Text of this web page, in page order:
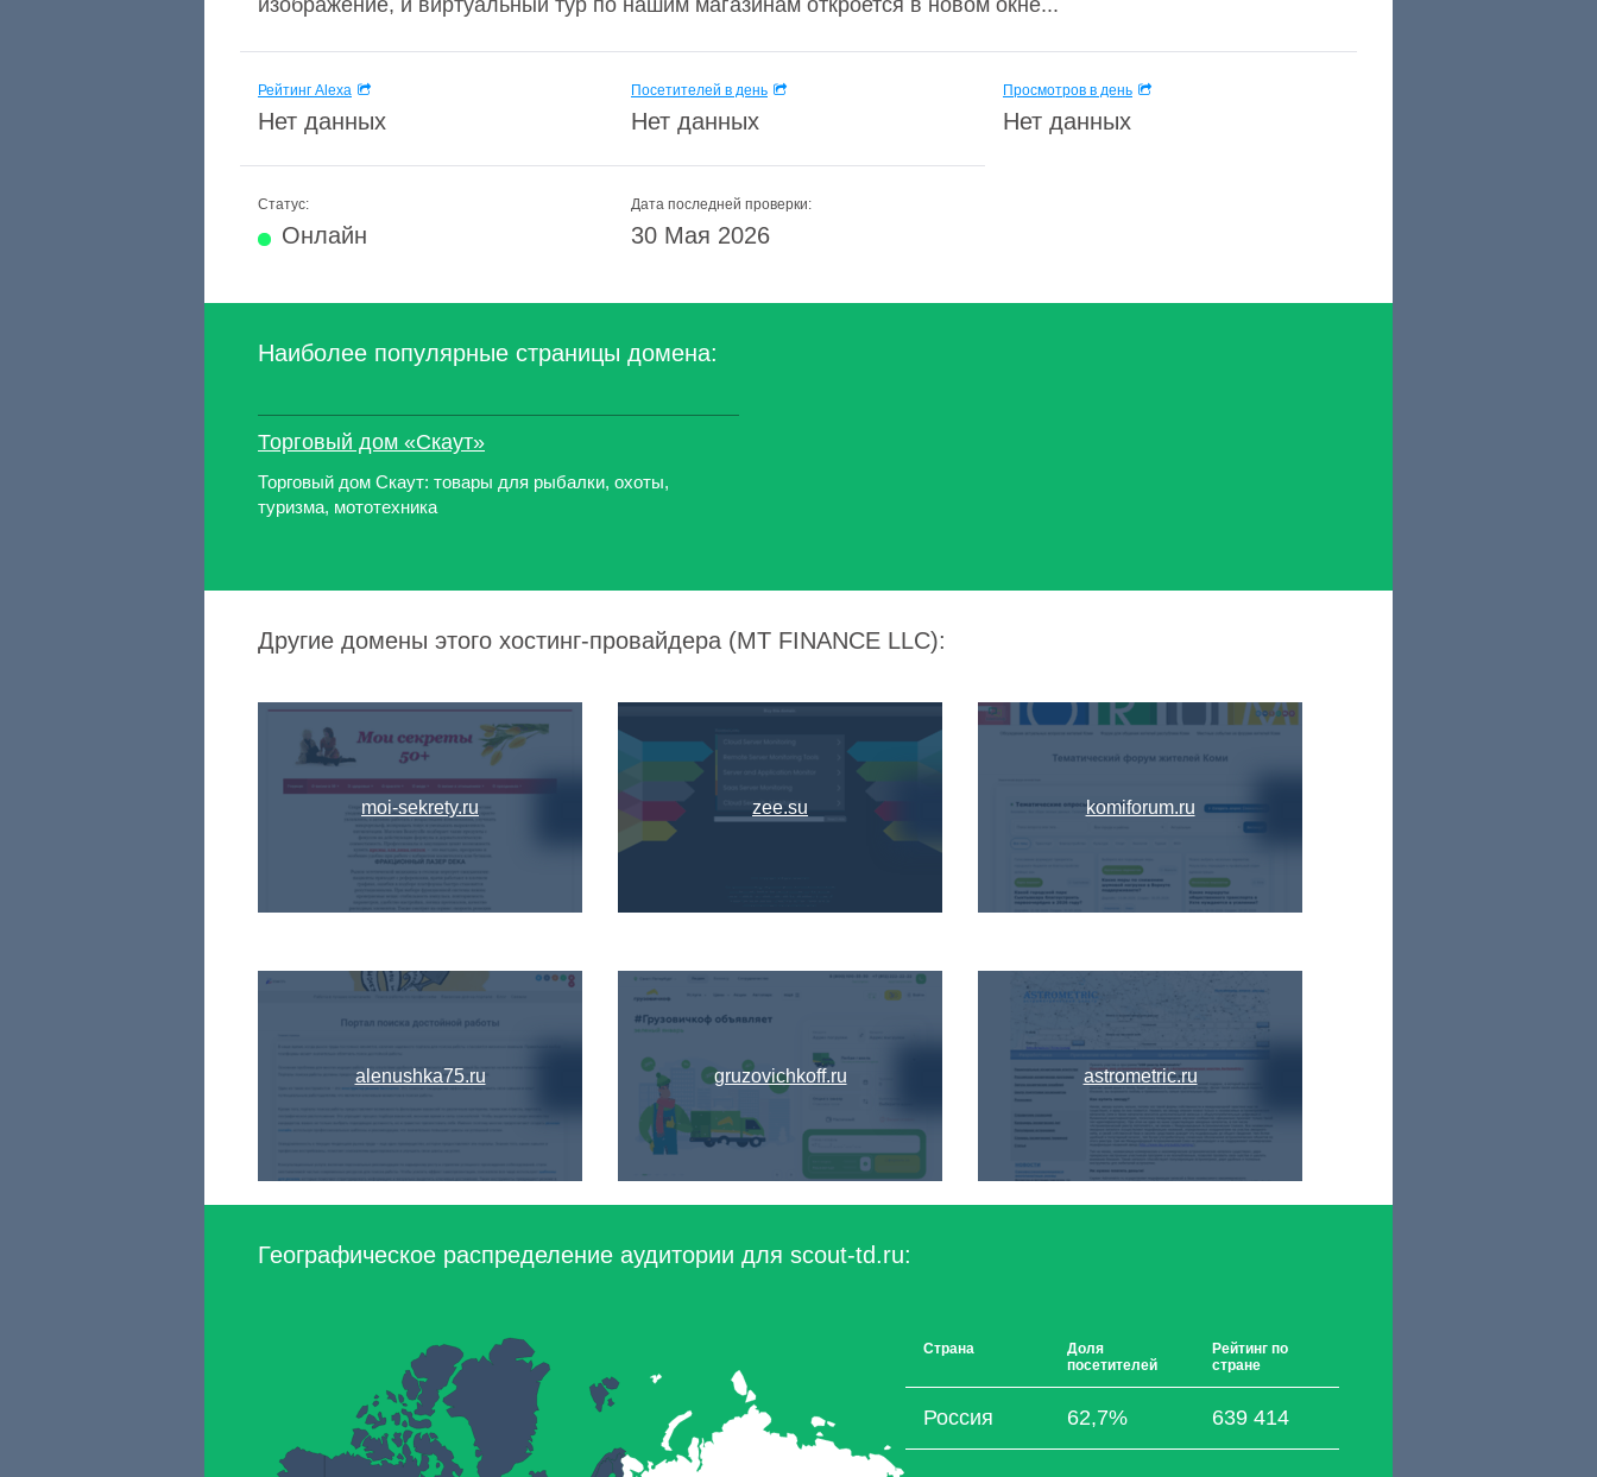
изображение, и виртуальный тур по нашим магазинам откроется в новом окне...
Рейтинг Alexa
Нет данных
Посетителей в день
Нет данных
Просмотров в день
Нет данных
Статус:
Онлайн
Дата последней проверки:
30 Мая 2026
Наиболее популярные страницы домена:
Торговый дом «Скаут»
Торговый дом Скаут: товары для рыбалки, охоты,
туризма, мототехника
Другие домены этого хостинг-провайдера (MT FINANCE LLC):
moi-sekrety.ru
alenushka75.ru
zee.su
gruzovichkoff.ru
komiforum.ru
astrometric.ru
Географическое распределение аудитории для scout-td.ru:
Страна
Доля
посетителей
Рейтинг по
стране
Россия 62,7% 639 414